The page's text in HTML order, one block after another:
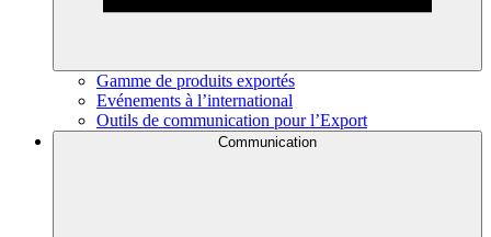
Gamme de produits exportés
Evénements à l’international
Outils de communication pour l’Export
Communication